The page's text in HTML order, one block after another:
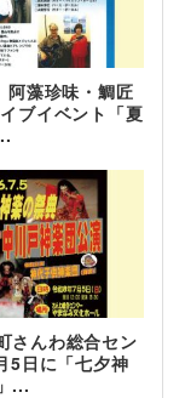
阿藻珍味・鯛匠
ブイベント「夏
さんわ総合セン
5日に「七夕神
...